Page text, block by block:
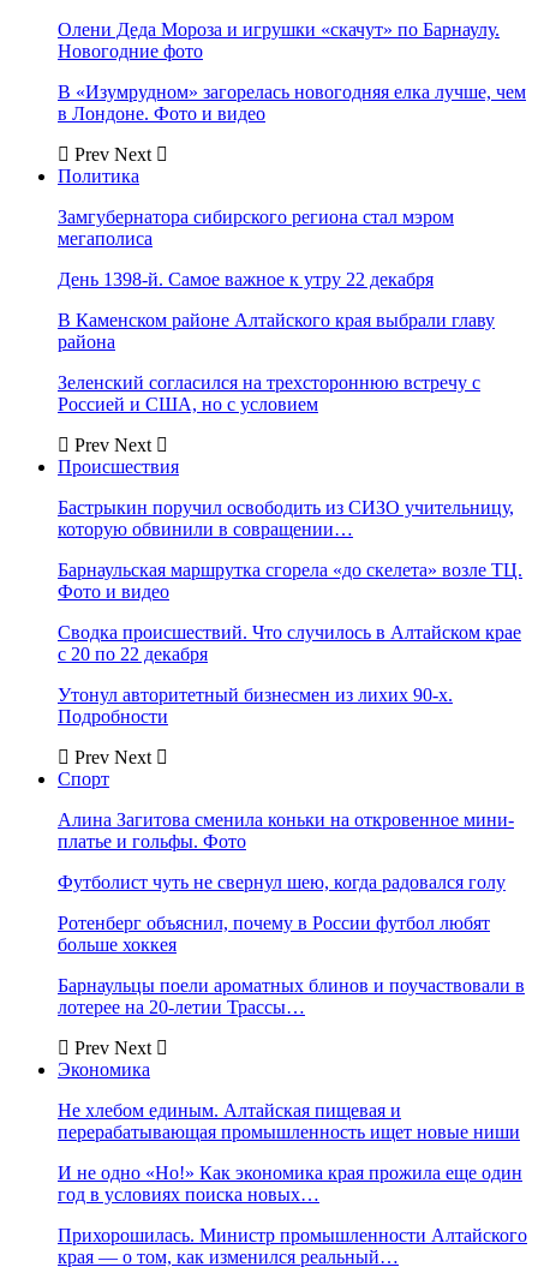
Олени Деда Мороза и игрушки «скачут» по Барнаулу.
Новогодние фото
В «Изумрудном» загорелась новогодняя елка лучше, чем
в Лондоне. Фото и видео
Prev Next
Политика
Замгубернатора сибирского региона стал мэром
мегаполиса
День 1398-й. Самое важное к утру 22 декабря
В Каменском районе Алтайского края выбрали главу
района
Зеленский согласился на трехстороннюю встречу с
Россией и США, но с условием
Prev Next
Происшествия
Бастрыкин поручил освободить из СИЗО учительницу,
которую обвинили в совращении…
Барнаульская маршрутка сгорела «до скелета» возле ТЦ.
Фото и видео
Сводка происшествий. Что случилось в Алтайском крае
с 20 по 22 декабря
Утонул авторитетный бизнесмен из лихих 90-х.
Подробности
Prev Next
Спорт
Алина Загитова сменила коньки на откровенное мини-
платье и гольфы. Фото
Футболист чуть не свернул шею, когда радовался голу
Ротенберг объяснил, почему в России футбол любят
больше хоккея
Барнаульцы поели ароматных блинов и поучаствовали в
лотерее на 20-летии Трассы…
Prev Next
Экономика
Не хлебом единым. Алтайская пищевая и
перерабатывающая промышленность ищет новые ниши
И не одно «Но!» Как экономика края прожила еще один
год в условиях поиска новых…
Прихорошилась. Министр промышленности Алтайского
края — о том, как изменился реальный…